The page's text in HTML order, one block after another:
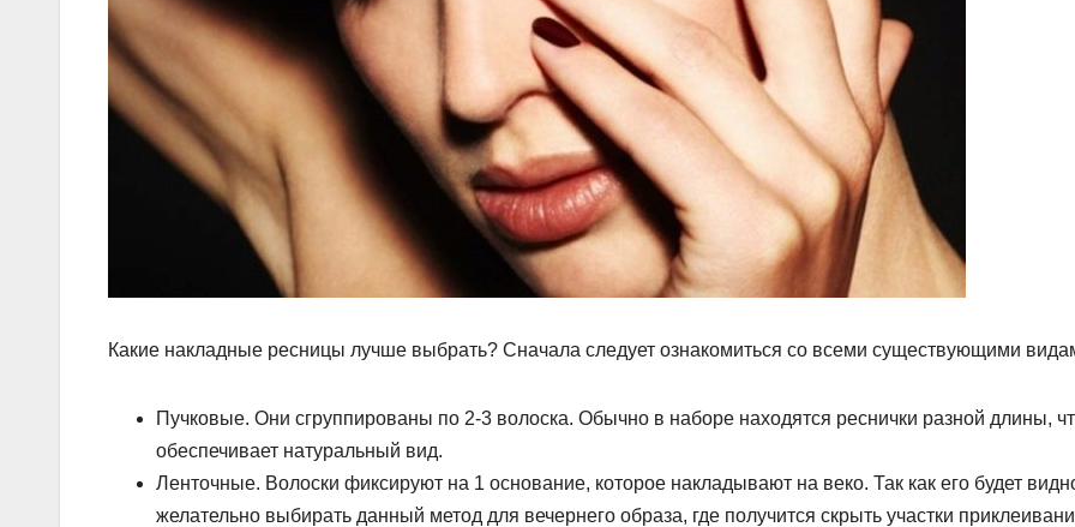
Какие накладные ресницы лучше выбрать? Сначала следует ознакомиться со всеми существующими
Пучковые. Они сгруппированы по 2-3 волоска. Обычно в наборе находятся реснички разной длины,
обеспечивает натуральный вид.
Ленточные. Волоски фиксируют на 1 основание, которое накладывают на веко. Так как его будет
желательно выбирать данный метод для вечернего образа, где получится скрыть участки